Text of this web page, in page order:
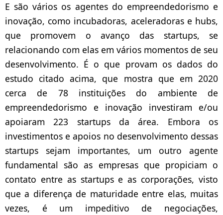
E são vários os agentes do empreendedorismo e
inovação, como incubadoras, aceleradoras e hubs,
que promovem o avanço das startups, se
relacionando com elas em vários momentos de seu
desenvolvimento. É o que provam os dados do
estudo citado acima, que mostra que em 2020
cerca de 78 instituições do ambiente de
empreendedorismo e inovação investiram e/ou
apoiaram 223 startups da área. Embora os
investimentos e apoios no desenvolvimento dessas
startups sejam importantes, um outro agente
fundamental são as empresas que propiciam o
contato entre as startups e as corporações, visto
que a diferença de maturidade entre elas, muitas
vezes, é um impeditivo de negociações,